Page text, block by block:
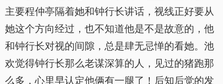
主要程仲亭隔着她和钟行长讲话，视线正好要从
她这个方向经过，也不知道他是不是故意的，他
和钟行长对视的间隙，总是肆无忌惮的看她。池
欢觉得钟行长那么老谋深算的人，见过的猪跑那
么多，心里早认定他俩有一腿了！后知后觉的发